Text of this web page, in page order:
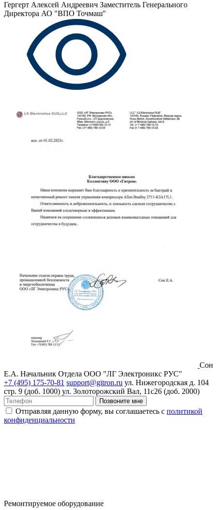
Гергерт Алексей Андреевич Заместитель Генерального
Директора АО "ВПО Точмаш"
Сон
Е.А. Начальник Отдела ООО "ЛГ Электроникс РУС"
+7 (495) 175-70-81 support@gitron.ru ул. Нижегородская д. 104
стр. 9 (доб. 1000) ул. Золоторожский Вал, 11с26 (доб. 2000)
Позвоните мне
Отправляя данную форму, вы соглашаетесь с политикой
конфиденциальности
Ремонтируемое оборудование